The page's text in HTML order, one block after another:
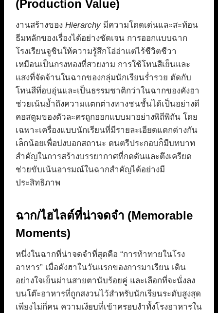
(Production Value)
งานสร้างของ Hierarchy มีความโดดเด่นและสะท้อน
ธีมหลักของเรื่องได้อย่างชัดเจน การออกแบบฉาก
โรงเรียนจูชินให้ความรู้สึกโอ่อ่าแต่ไร้ชีวิตชีวา
เหมือนเป็นกรงทองที่สวยงาม การใช้โทนสีเย็นและ
แสงที่จัดจ้านในฉากของกลุ่มนักเรียนร่ำรวย ตัดกับ
โทนสีที่อบอุ่นและเป็นธรรมชาติกว่าในฉากของคังฮา
ช่วยเน้นย้ำถึงความแตกต่างทางชนชั้นได้เป็นอย่างดี
คอสตูมของตัวละครถูกออกแบบมาอย่างพิถีพิถัน โดย
เฉพาะเครื่องแบบนักเรียนที่มีรายละเอียดแตกต่างกัน
เล็กน้อยเพื่อบ่งบอกสถานะ ดนตรีประกอบก็มีบทบาท
สำคัญในการสร้างบรรยากาศที่กดดันและตึงเครียด
ช่วยขับเน้นอารมณ์ในฉากสำคัญได้อย่างมี
ประสิทธิภาพ
ฉาก/ไฮไลต์ที่น่าจดจำ (Memorable
Moments)
หนึ่งในฉากที่น่าจดจำที่สุดคือ “การท้าทายในโรง
อาหาร” เมื่อคังฮาในวันแรกของการมาเรียน เดิน
อย่างใจเย็นผ่านสายตานับร้อยคู่ และเลือกที่จะนั่งลง
บนโต๊ะอาหารที่ถูกสงวนไว้สำหรับนักเรียนระดับสูงสุด
เพียงไม่กี่คน ความเงียบที่เข้าครอบงำทั้งโรงอาหารใน